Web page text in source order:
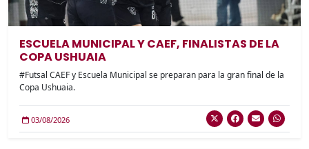
ESCUELA MUNICIPAL Y CAEF, FINALISTAS DE LA
COPA USHUAIA
#Futsal CAEF y Escuela Municipal se preparan para la gran final de la
Copa Ushuaia.
03/08/2026